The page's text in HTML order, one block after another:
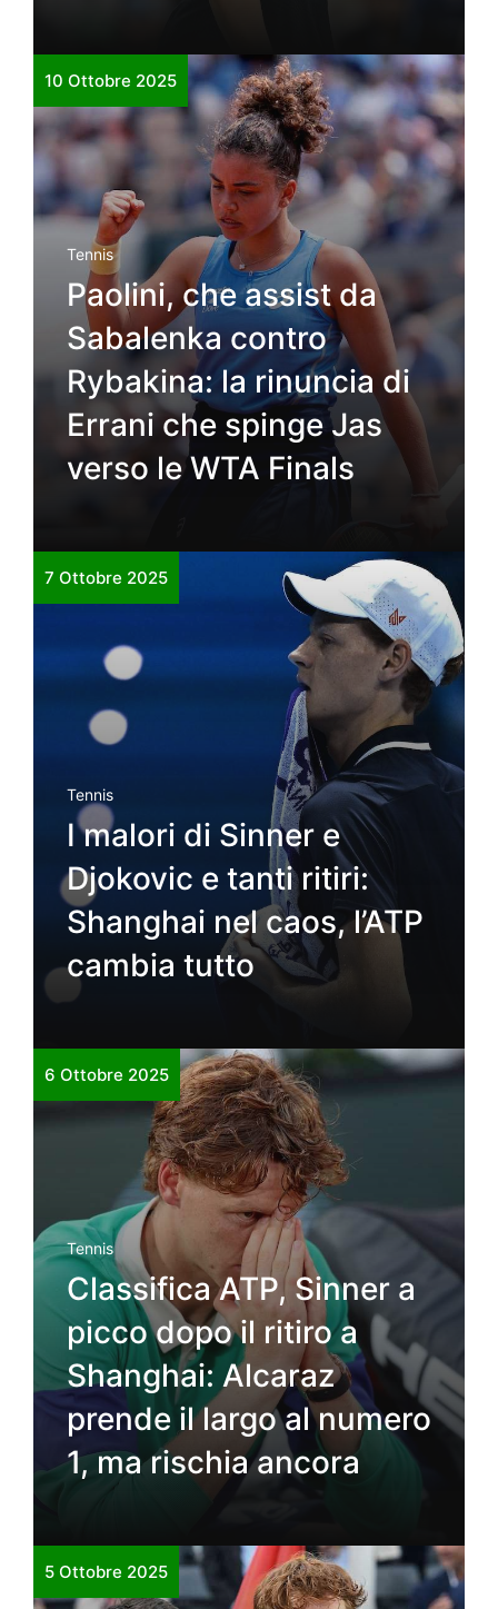
10 Ottobre 2025
Tennis
Paolini, che assist da
Sabalenka contro
Rybakina: la rinuncia di
Errani che spinge Jas
verso le WTA Finals
7 Ottobre 2025
Tennis
I malori di Sinner e
Djokovic e tanti ritiri:
Shanghai nel caos, l’ATP
cambia tutto
6 Ottobre 2025
Tennis
Classifica ATP, Sinner a
picco dopo il ritiro a
Shanghai: Alcaraz
prende il largo al numero
1, ma rischia ancora
5 Ottobre 2025